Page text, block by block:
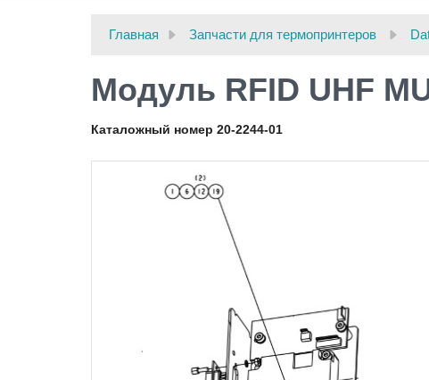
Главная Запчасти для термопринтеров
Модуль RFID UHF
Каталожный номер 20-2244-01